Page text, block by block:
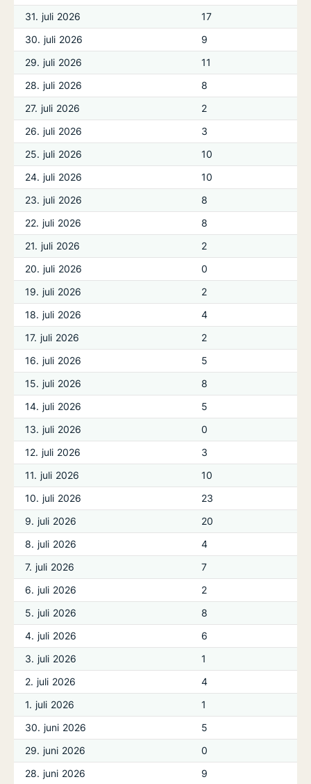
31. juli 2026
17
30. juli 2026
9
29. juli 2026
11
28. juli 2026
8
27. juli 2026
2
26. juli 2026
3
25. juli 2026
10
24. juli 2026
10
23. juli 2026
8
22. juli 2026
8
21. juli 2026
2
20. juli 2026
0
19. juli 2026
2
18. juli 2026
4
17. juli 2026
2
16. juli 2026
5
15. juli 2026
8
14. juli 2026
5
13. juli 2026
0
12. juli 2026
3
11. juli 2026
10
10. juli 2026
23
9. juli 2026
20
8. juli 2026
4
7. juli 2026
7
6. juli 2026
2
5. juli 2026
8
4. juli 2026
6
3. juli 2026
1
2. juli 2026
4
1. juli 2026
1
30. juni 2026
5
29. juni 2026
0
28. juni 2026
9